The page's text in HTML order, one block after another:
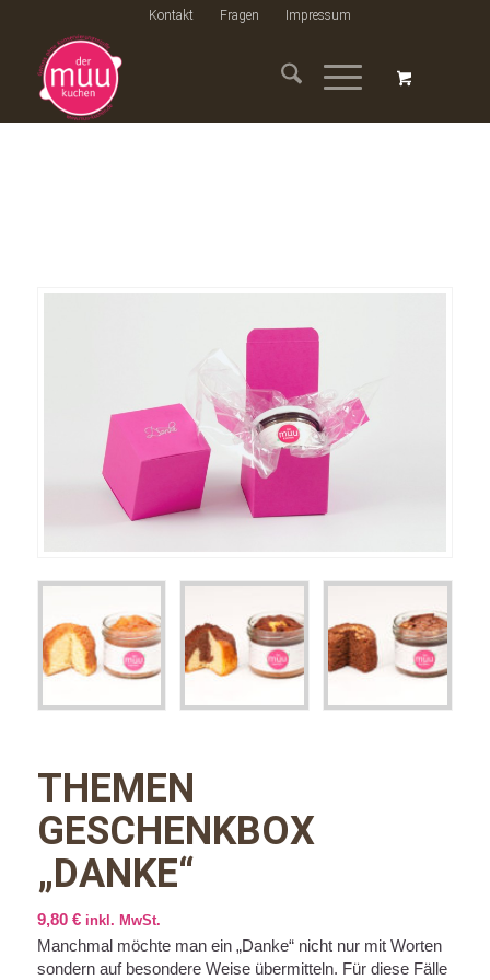
Kontakt Fragen Impressum
THEMEN
GESCHENKBOX
„DANKE“
9,80 € inkl. MwSt.
Manchmal möchte man ein „Danke“ nicht nur mit Worten
sondern auf besondere Weise übermitteln. Für diese Fälle